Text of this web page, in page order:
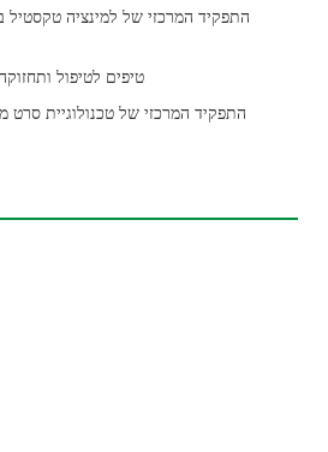
התפקיד המרכזי של למינציה טקסטיל
טיפים לטיפול
התפקיד המרכזי של טכנולוגיית סרט